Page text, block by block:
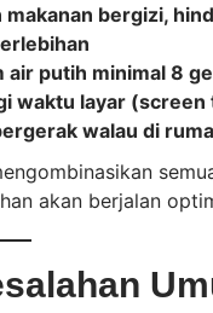
makanan bergizi,
air putih minimal 8
waktu layar (screen
walau di
akan berjalan